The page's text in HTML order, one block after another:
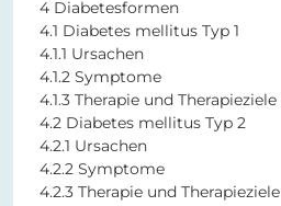
4 Diabetesformen
4.1 Diabetes mellitus Typ 1
4.1.1 Ursachen
4.1.2 Symptome
4.1.3 Therapie und Therapieziele
4.2 Diabetes mellitus Typ 2
4.2.1 Ursachen
4.2.2 Symptome
4.2.3 Therapie und Therapieziele